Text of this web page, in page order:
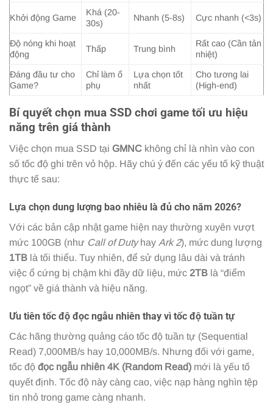
Khởi động Game
Khá (20-
30s)
Nhanh (5-8s) Cực nhanh (<3s)
Độ nóng khi hoạt
động
Thấp Trung bình
Rất cao (Cần tản
nhiệt)
Đáng đầu tư cho
Game?
Chỉ làm ổ
phụ
Lựa chọn tốt
nhất
Cho tương lai
(High-end)
Bí quyết chọn mua SSD chơi game tối ưu hiệu
năng trên giá thành
Việc chọn mua SSD tại GMNC không chỉ là nhìn vào con
số tốc độ ghi trên vỏ hộp. Hãy chú ý đến các yếu tố kỹ thuật
thực tế sau:
Lựa chọn dung lượng bao nhiêu là đủ cho năm 2026?
Với các bản cập nhật game hiện nay thường xuyên vượt
mức 100GB (như Call of Dutyhay Ark 2), mức dung lượng
1TB là tối thiểu. Tuy nhiên, để sử dụng lâu dài và tránh
việc ổ cứng bị chậm khi đầy dữ liệu, mức 2TB là “điểm
ngọt” về giá thành và hiệu năng.
Ưu tiên tốc độ đọc ngẫu nhiên thay vì tốc độ tuần tự
Các hãng thường quảng cáo tốc độ tuần tự (Sequential
Read) 7,000MB/s hay 10,000MB/s. Nhưng đối với game,
tốc độ đọc ngẫu nhiên 4K (Random Read) mới là yếu tố
quyết định. Tốc độ này càng cao, việc nạp hàng nghìn tệp
tin nhỏ trong game càng nhanh.